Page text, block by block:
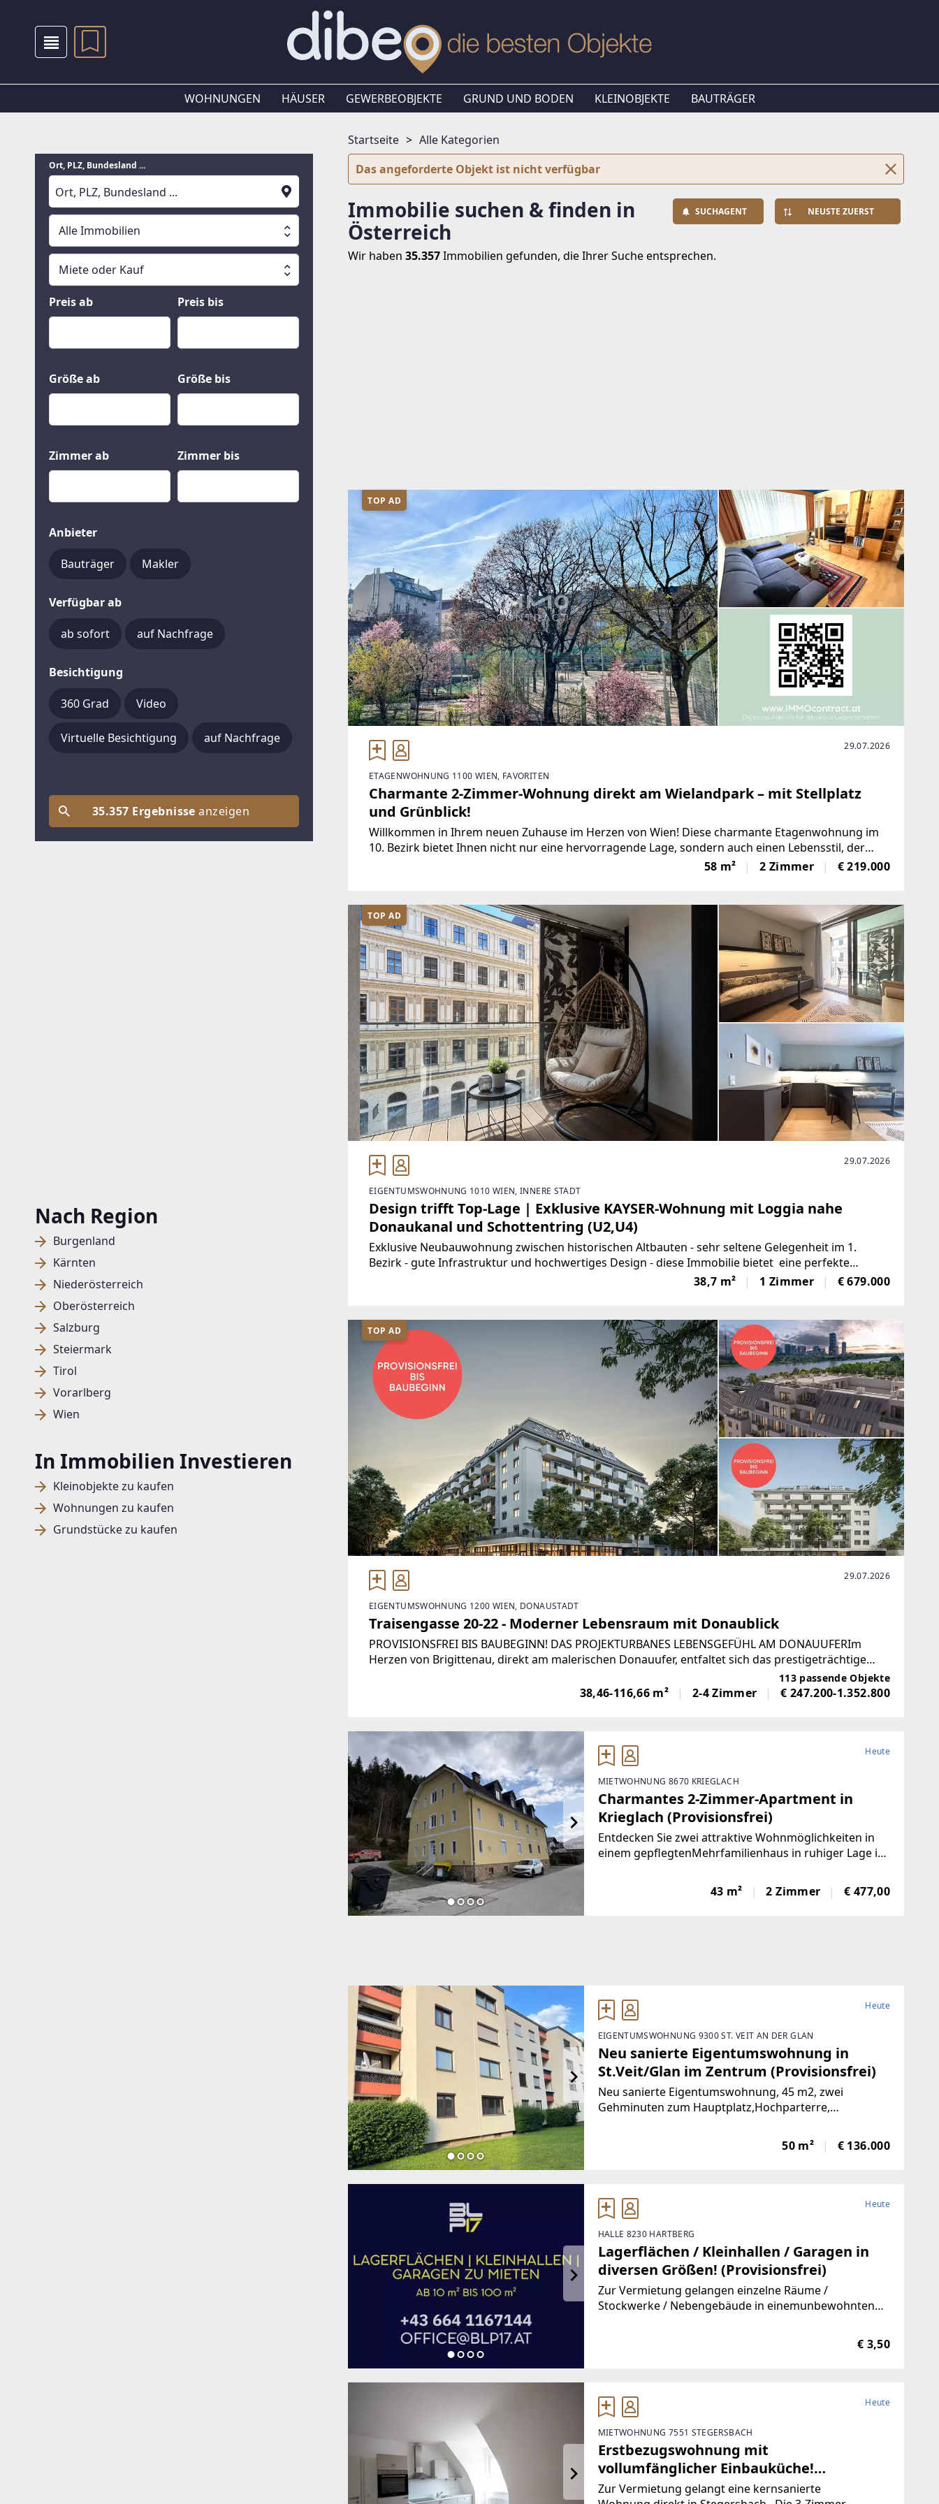
WOHNUNGEN HÄUSER GEWERBEOBJEKTE GRUND UND BODEN KLEINOBJEKTE BAUTRÄGER
Ort, PLZ, Bundesland ...
Suche läuft
Alle Immobilien
Alle Immobilien
Häuser
Grund und Boden
Miete oder Kauf
Miete oder Kauf
Kauf
Preis ab Preis bis
Größe ab Größe bis
Zimmer ab Zimmer bis
Anbieter
Bauträger Makler
Verfügbar ab
ab sofort auf Nachfrage
Besichtigung
360 Grad Video
Virtuelle Besichtigung auf Nachfrage
35.357 Ergebnisseanzeigen
Nach Region
Burgenland
Kärnten
Niederösterreich
Oberösterreich
Salzburg
Steiermark
Tirol
Vorarlberg
Wien
In Immobilien Investieren
Kleinobjekte zu kaufen
Wohnungen zu kaufen
Grundstücke zu kaufen
Startseite
Alle Kategorien
Das angeforderte Objekt ist nicht verfügbar
Immobilie suchen & finden in
Österreich
SUCHAGENT NEUSTE ZUERST
Wir haben 35.357Immobilien gefunden, die Ihrer Suche entsprechen.
TOP AD
29.07.2026
ETAGENWOHNUNG 1100 WIEN, FAVORITEN
Charmante 2-Zimmer-Wohnung direkt am Wielandpark – mit Stellplatz
und Grünblick!
Willkommen in Ihrem neuen Zuhause im Herzen von Wien! Diese charmante Etagenwohnung im
10. Bezirk bietet Ihnen nicht nur eine hervorragende Lage, sondern auch einen Lebensstil, der
modernen Komfort mit der Ruhe der Natur verbindet.Mit einer großzügigen
58 m² 2 Zimmer € 219.000
TOP AD
29.07.2026
EIGENTUMSWOHNUNG 1010 WIEN, INNERE STADT
Design trifft Top-Lage | Exklusive KAYSER-Wohnung mit Loggia nahe
Donaukanal und Schottentring (U2,U4)
Exklusive Neubauwohnung zwischen historischen Altbauten - sehr seltene Gelegenheit im 1.
Bezirk - gute Infrastruktur und hochwertiges Design - diese Immobilie bietet eine perfekte
38,7 m² 1 Zimmer € 679.000
TOP AD
29.07.2026
EIGENTUMSWOHNUNG 1200 WIEN, DONAUSTADT
Traisengasse 20-22 - Moderner Lebensraum mit Donaublick
PROVISIONSFREI BIS BAUBEGINN! DAS PROJEKTURBANES LEBENSGEFÜHL AM DONAUUFERIm
Herzen von Brigittenau, direkt am malerischen Donauufer, entfaltet sich das prestigeträchtige
113 passende Objekte
38,46-116,66 m² 2-4 Zimmer € 247.200-1.352.800
Heute
MIETWOHNUNG 8670 KRIEGLACH
Charmantes 2-Zimmer-Apartment in
Krieglach (Provisionsfrei)
Entdecken Sie zwei attraktive Wohnmöglichkeiten in
einem gepflegtenMehrfamilienhaus in ruhiger Lage in
BruttoFrisch und wie neu: Diese 43 m² große Wohnung
wurde komplett saniert. NeueKüche,
43 m² 2 Zimmer € 477,00
Heute
EIGENTUMSWOHNUNG 9300 ST. VEIT AN DER GLAN
Neu sanierte Eigentumswohnung in
St.Veit/Glan im Zentrum (Provisionsfrei)
Neu sanierte Eigentumswohnung, 45 m2, zwei
Gehminuten zum Hauptplatz,Hochparterre,
Grüne, mangelangt über nur 4 Stufen in die Wohnung,
Kindergarten, Volksschule,Mittelschule, Gymnasium,
50 m² € 136.000
Heute
HALLE 8230 HARTBERG
Lagerflächen / Kleinhallen / Garagen in
diversen Größen! (Provisionsfrei)
Zur Vermietung gelangen einzelne Räume /
Stockwerke / Nebengebäude in einemunbewohnten
Räumlichkeiten, stehen Ihnen Größen vonca. 10 m² bis
€ 3,50
Heute
MIETWOHNUNG 7551 STEGERSBACH
Erstbezugswohnung mit
vollumfänglicher Einbauküche!
(Provisionsfrei)
Zur Vermietung gelangt eine kernsanierte